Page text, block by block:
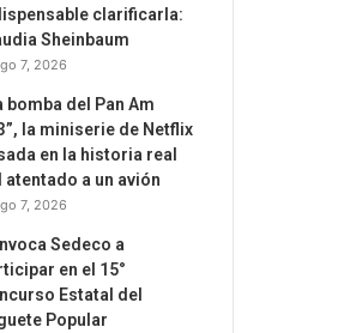
clarificarla:
Sheinbaum
7, 2026
bomba del Pan Am
la miniserie de Netflix
en la historia real
atentado a un avión
7, 2026
Sedeco a
en el 15°
Estatal del
Popular